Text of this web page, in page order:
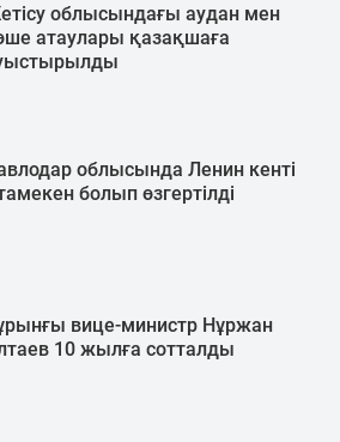
облысындағы аудан мен
атаулары қазақшаға
облысында Ленин кенті
болып өзгертілді
вице-министр Нұржан
10 жылға сотталды